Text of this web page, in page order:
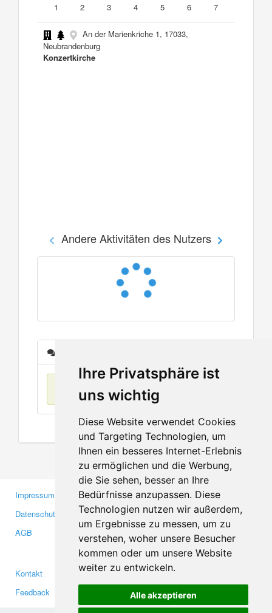
Ihre Privatsphäre ist
uns wichtig
Diese Website verwendet Cookies
und Targeting Technologien, um
Ihnen ein besseres Internet-Erlebnis
zu ermöglichen und die Werbung,
die Sie sehen, besser an Ihre
Bedürfnisse anzupassen. Diese
Technologien nutzen wir außerdem,
um Ergebnisse zu messen, um zu
verstehen, woher unsere Besucher
kommen oder um unsere Website
weiter zu entwickeln.
Alle akzeptieren
1
2 3 4 5 6 7
An der Marienkriche 1, 17033,
Neubrandenburg
Konzertkirche
Andere Aktivitäten des Nutzers
Keine Einträge
Impressum
Datenschutzerklärung
AGB
Gewerbetreibende
Investoren
Medien
Kontakt
Feedback
Facebook
Twitter
YouTube